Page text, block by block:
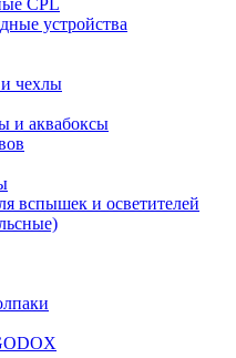
CPL
устройства
чехлы
и аквабоксы
вспышек и осветителей